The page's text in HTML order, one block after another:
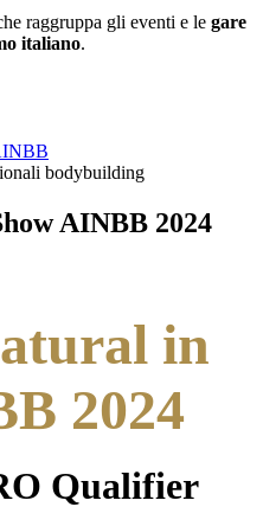
raggruppa gli eventi e le gare
italiano.
AINBB 2024
in
2024
Qualifier